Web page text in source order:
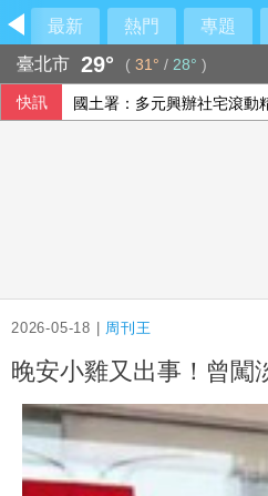
最新 熱門 專題
臺北市 29° ( 31° / 28° )
快訊 國土署：多元興辦社宅滾
2026-05-18 | 周刊王
晚安小雞又出事！曾